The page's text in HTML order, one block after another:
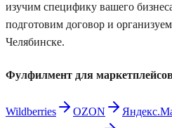
изучим специфику вашего
подготовим договор и
Челябинске.
Фулфилмент для маркетплейсов
Wildberries OZON